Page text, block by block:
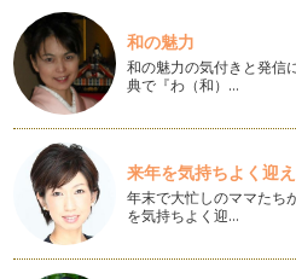
ママにおススメ！アメリカ流の時
9月に入り、子どもたちは新学期
はBack To Schoolとい…
カリフォルニアのママが選ぶスト
ストローラー（ベビーカー）選び
で、最も悩むものの一つといえる
アメリカの離乳食事情
私は現在サンフランシスコで生活
のは息子が１歳1ヵ月のとき。ア
和の魅力
和の魅力の気付きと発信
典で『わ（和）…
来年を気持ちよく迎
年末で大忙しのママた
を気持ちよく迎…